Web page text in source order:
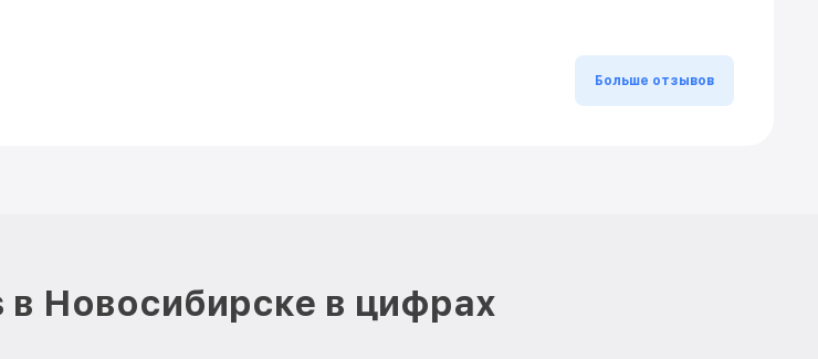
Больше отзывов
Новосибирске в цифрах